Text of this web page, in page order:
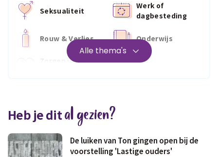
Seksualiteit
Werk of
dagbesteding
Rouw & Verlies Onderwijs
Zorgen voor
Wonen
Geld & wetten
Alle thema's
Heb je dital gezien?
De luiken van Ton gingen open bij de
voorstelling 'Lastige ouders'